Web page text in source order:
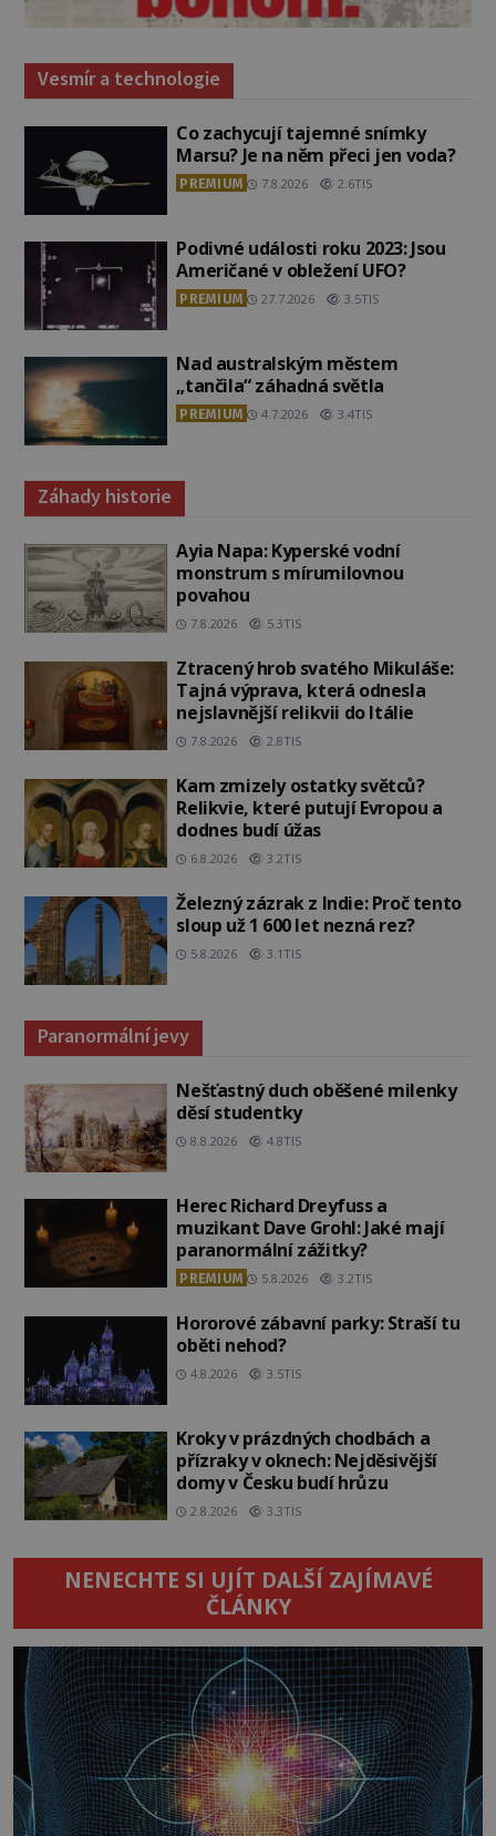
Vesmír a technologie
Co zachycují tajemné snímky
Marsu? Je na něm přeci jen voda?
PREMIUM 7.8.2026 2.6TIS
Podivné události roku 2023: Jsou
Američané v obležení UFO?
PREMIUM 27.7.2026 3.5TIS
Nad australským městem
„tančila“ záhadná světla
PREMIUM 4.7.2026 3.4TIS
Záhady historie
Ayia Napa: Kyperské vodní
monstrum s mírumilovnou
povahou
7.8.2026 5.3TIS
Ztracený hrob svatého Mikuláše:
Tajná výprava, která odnesla
nejslavnější relikvii do Itálie
7.8.2026 2.8TIS
Kam zmizely ostatky světců?
Relikvie, které putují Evropou a
dodnes budí úžas
6.8.2026 3.2TIS
Železný zázrak z Indie: Proč tento
sloup už 1 600 let nezná rez?
5.8.2026 3.1TIS
Paranormální jevy
Nešťastný duch oběšené milenky
děsí studentky
8.8.2026 4.8TIS
Herec Richard Dreyfuss a
muzikant Dave Grohl: Jaké mají
paranormální zážitky?
PREMIUM 5.8.2026 3.2TIS
Hororové zábavní parky: Straší tu
oběti nehod?
4.8.2026 3.5TIS
Kroky v prázdných chodbách a
přízraky v oknech: Nejděsivější
domy v Česku budí hrůzu
2.8.2026 3.3TIS
NENECHTE SI UJÍT DALŠÍ ZAJÍMAVÉ
ČLÁNKY